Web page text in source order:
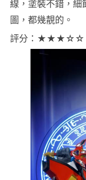
線，塗裝不錯，細
圖，都幾靚的。
評分： ★★★☆☆